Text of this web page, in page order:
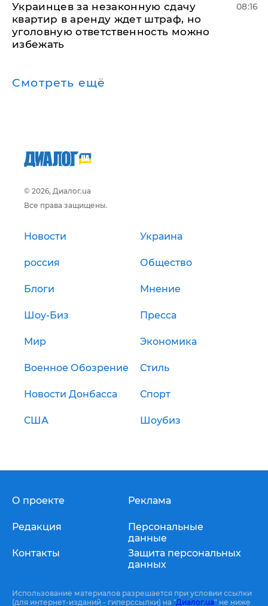
Украинцев за незаконную сдачу
квартир в аренду ждет штраф, но
уголовную ответственность можно
избежать
08:16
Смотреть ещё
© 2026, Диалог.ua
Все права защищены.
Новости Украина
россия Общество
Блоги Мнение
Шоу-Биз Пресса
Мир Экономика
Военное Обозрение Стиль
Новости Донбасса Спорт
США Шоубиз
О проекте
Редакция
Контакты
Реклама
Персональные
данные
Защита персональных
данных
Использование материалов разрешается при условии ссылки
(для интернет-изданий - гиперссылки) на "Диалог.ua" не ниже